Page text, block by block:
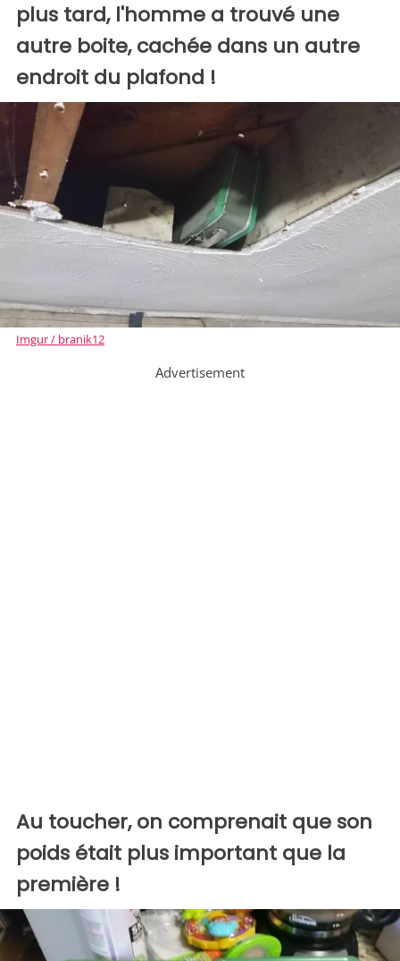
plus tard, l'homme a trouvé une
autre boite, cachée dans un autre
endroit du plafond !
Imgur / branik12
Advertisement
Au toucher, on comprenait que son
poids était plus important que la
première !